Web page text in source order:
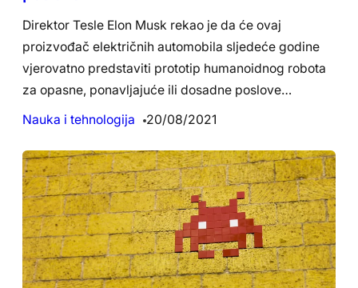
Direktor Tesle Elon Musk rekao je da će ovaj
proizvođač električnih automobila sljedeće godine
vjerovatno predstaviti prototip humanoidnog robota
za opasne, ponavljajuće ili dosadne poslove…
Nauka i tehnologija
20/08/2021